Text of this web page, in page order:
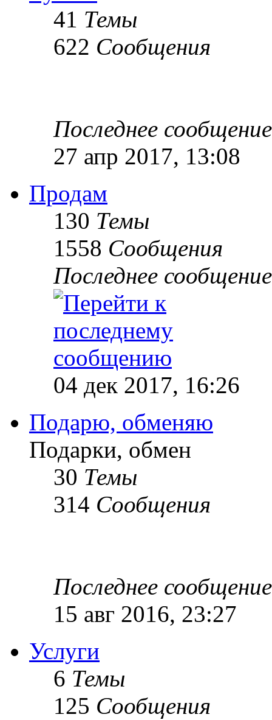
41 Темы
622 Сообщения
Последнее сообщение
27 апр 2017, 13:08
Продам
130 Темы
1558 Сообщения
Последнее сообщение
04 дек 2017, 16:26
Подарю, обменяю
Подарки, обмен
30 Темы
314 Сообщения
Последнее сообщение
15 авг 2016, 23:27
Услуги
6 Темы
125 Сообщения